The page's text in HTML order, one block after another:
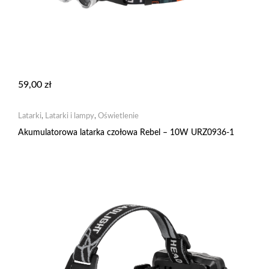
59,00 zł
Latarki, Latarki i lampy, Oświetlenie
Akumulatorowa latarka czołowa Rebel – 10W URZ0936-1